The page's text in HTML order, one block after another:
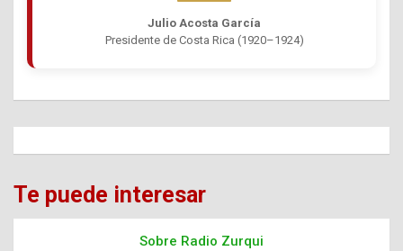
Julio Acosta García
Presidente de Costa Rica (1920–1924)
Te puede interesar
Sobre Radio Zurqui